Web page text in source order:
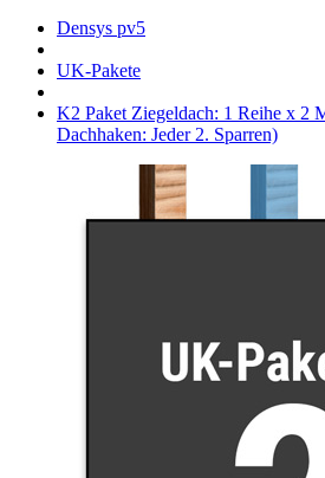
Densys pv5
UK-Pakete
K2 Paket Ziegeldach: 1 Reihe x 2
Dachhaken: Jeder 2. Sparren)